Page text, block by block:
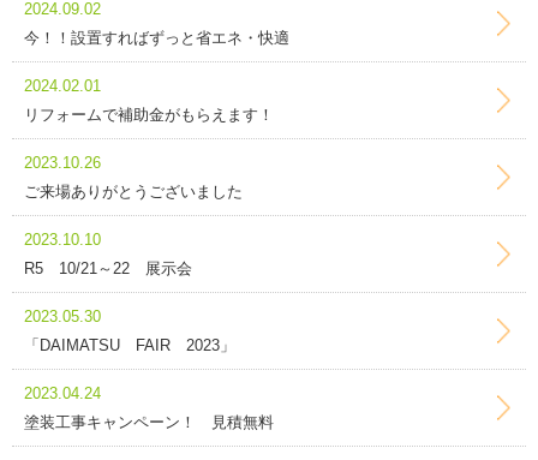
2024.09.02
今！！設置すればずっと省エネ・快適
2024.02.01
リフォームで補助金がもらえます！
2023.10.26
ご来場ありがとうございました
2023.10.10
R5 10/21～22 展示会
2023.05.30
「DAIMATSU FAIR 2023」
2023.04.24
塗装工事キャンペーン！ 見積無料